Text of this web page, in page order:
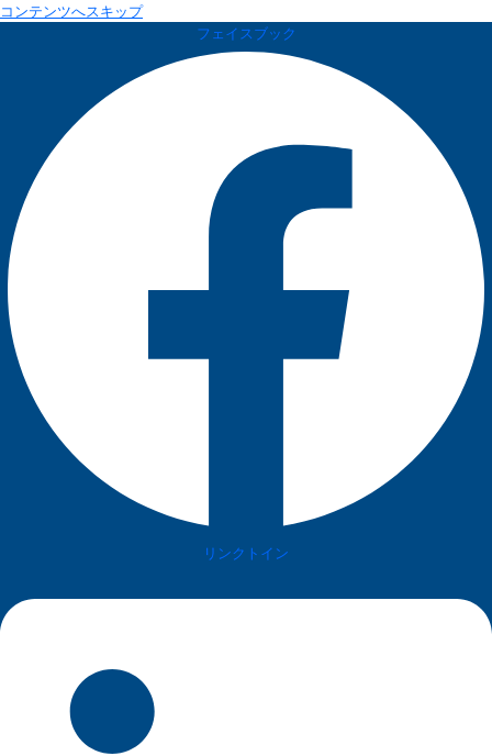
コンテンツへスキップ
フェイスブック
リンクトイン